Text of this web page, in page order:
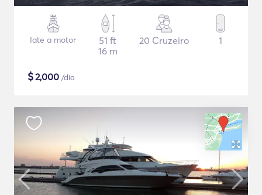
Iate a motor
51 ft
16 m
20 Cruzeiro 1
$2,000 /dia